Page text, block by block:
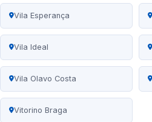
Vila Esperança
Vila Ideal
Vila Olavo Costa
Vitorino Braga